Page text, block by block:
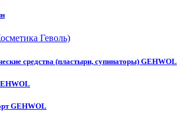
Геволь)
средства (пластыри, супинаторы) GEHWOL
GEHWOL